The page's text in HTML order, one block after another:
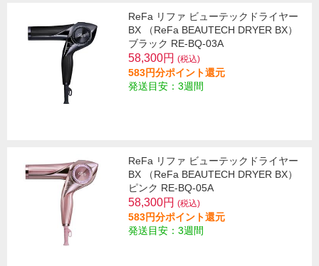
ReFa リファ ビューテックドライヤー
BX （ReFa BEAUTECH DRYER BX）
ブラック RE-BQ-03A
58,300円 (税込)
583円分ポイント還元
発送目安：3週間
ReFa リファ ビューテックドライヤー
BX （ReFa BEAUTECH DRYER BX）
ピンク RE-BQ-05A
58,300円 (税込)
583円分ポイント還元
発送目安：3週間